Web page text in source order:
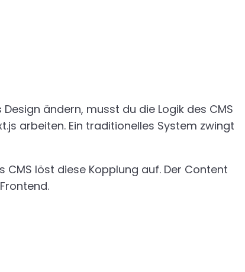
ändern, musst du die Logik des CMS
arbeiten. Ein traditionelles System zwingt
löst diese Kopplung auf. Der Content